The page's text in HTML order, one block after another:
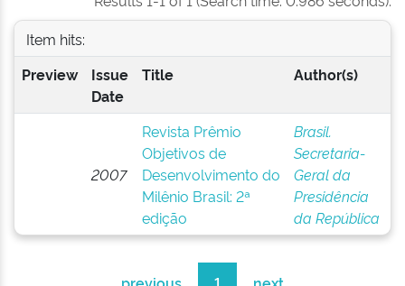
Item hits:
Preview
Issue
Date
Title Author(s)
2007
Revista Prêmio
Objetivos de
Desenvolvimento do
Milênio Brasil: 2ª
edição
Brasil.
Secretaria-
Geral da
Presidência
da República